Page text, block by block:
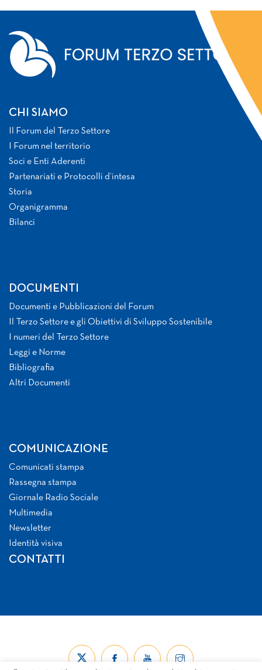
CHI SIAMO
Il Forum del Terzo Settore
I Forum nel territorio
Soci e Enti Aderenti
Partenariati e Protocolli d’intesa
Storia
Organigramma
Bilanci
DOCUMENTI
Documenti e Pubblicazioni del Forum
Il Terzo Settore e gli Obiettivi di Sviluppo Sostenibile
I numeri del Terzo Settore
Leggi e Norme
Bibliografia
Altri Documenti
COMUNICAZIONE
Comunicati stampa
Rassegna stampa
Giornale Radio Sociale
Multimedia
Newsletter
Identità visiva
CONTATTI